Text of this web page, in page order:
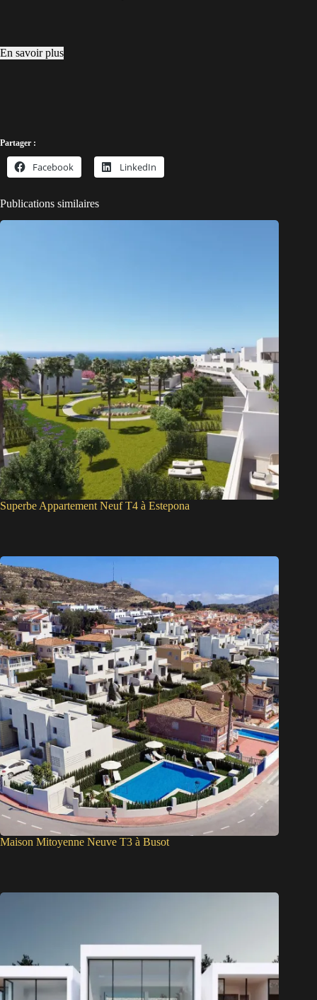
En savoir plus
Partager :
Facebook LinkedIn
Publications similaires
Superbe Appartement Neuf T4 à Estepona
Maison Mitoyenne Neuve T3 à Busot